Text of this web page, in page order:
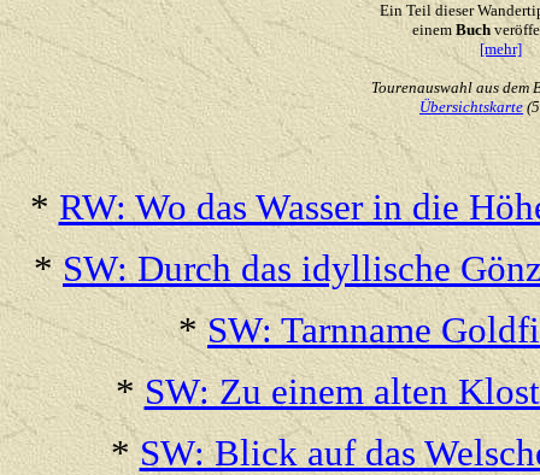
Ein Teil dieser
einem Buch
[mehr]
Tourenauswahl aus dem
Übersichtskarte
*RW: Wo das Wasser in die
*SW: Durch das idyllische
*SW: Tarnname
* SW: Zu einem alten
*SW: Blick auf das